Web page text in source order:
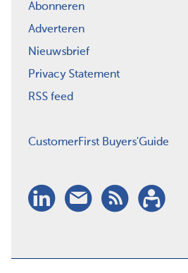
Abonneren
Adverteren
Nieuwsbrief
Privacy Statement
RSS feed
CustomerFirst Buyers'Guide
LinkedIn
RSS